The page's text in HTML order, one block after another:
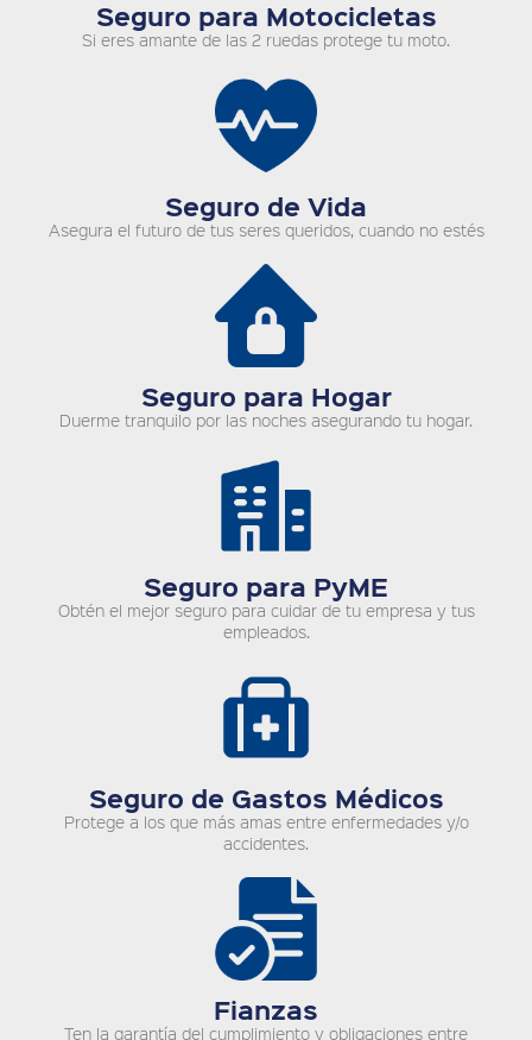
Seguro para Motocicletas
Si eres amante de las 2 ruedas protege tu moto.
Seguro de Vida
Asegura el futuro de tus seres queridos, cuando no estés
Seguro para Hogar
Duerme tranquilo por las noches asegurando tu hogar.
Seguro para PyME
Obtén el mejor seguro para cuidar de tu empresa y tus
empleados.
Seguro de Gastos Médicos
Protege a los que más amas entre enfermedades y/o
accidentes.
Fianzas
Ten la garantía del cumplimiento y obligaciones entre